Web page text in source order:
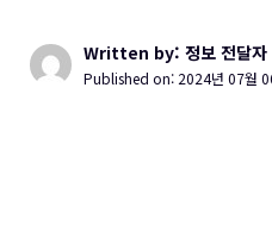
Written by: 정보 전달자
Published on: 2024년 07월